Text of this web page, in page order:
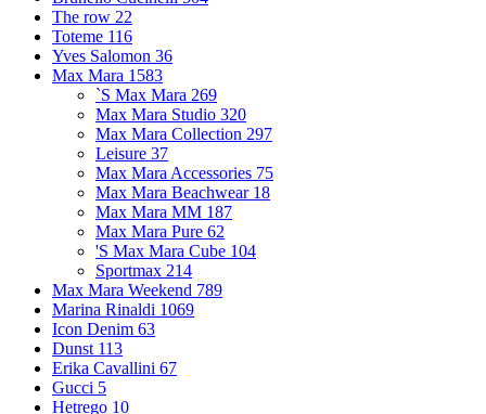
The row 22
Toteme 116
Yves Salomon 36
Max Mara 1583
`S Max Mara 269
Max Mara Studio 320
Max Mara Collection 297
Leisure 37
Max Mara Accessories 75
Max Mara Beachwear 18
Max Mara MM 187
Max Mara Pure 62
'S Max Mara Cube 104
Sportmax 214
Max Mara Weekend 789
Marina Rinaldi 1069
Icon Denim 63
Dunst 113
Erika Cavallini 67
Gucci 5
Hetrego 10